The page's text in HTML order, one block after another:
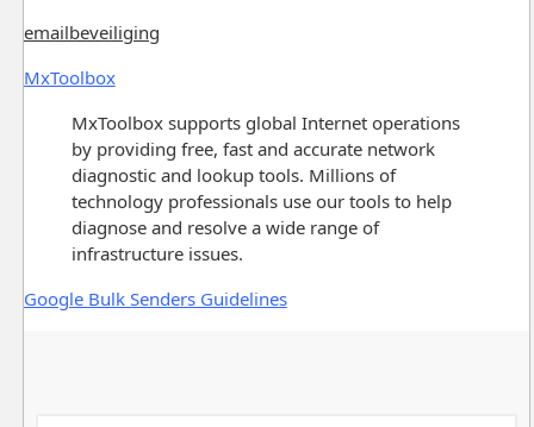
emailbeveiliging
MxToolbox
MxToolbox supports global Internet operations
by providing free, fast and accurate network
diagnostic and lookup tools. Millions of
technology professionals use our tools to help
diagnose and resolve a wide range of
infrastructure issues.
Google Bulk Senders Guidelines